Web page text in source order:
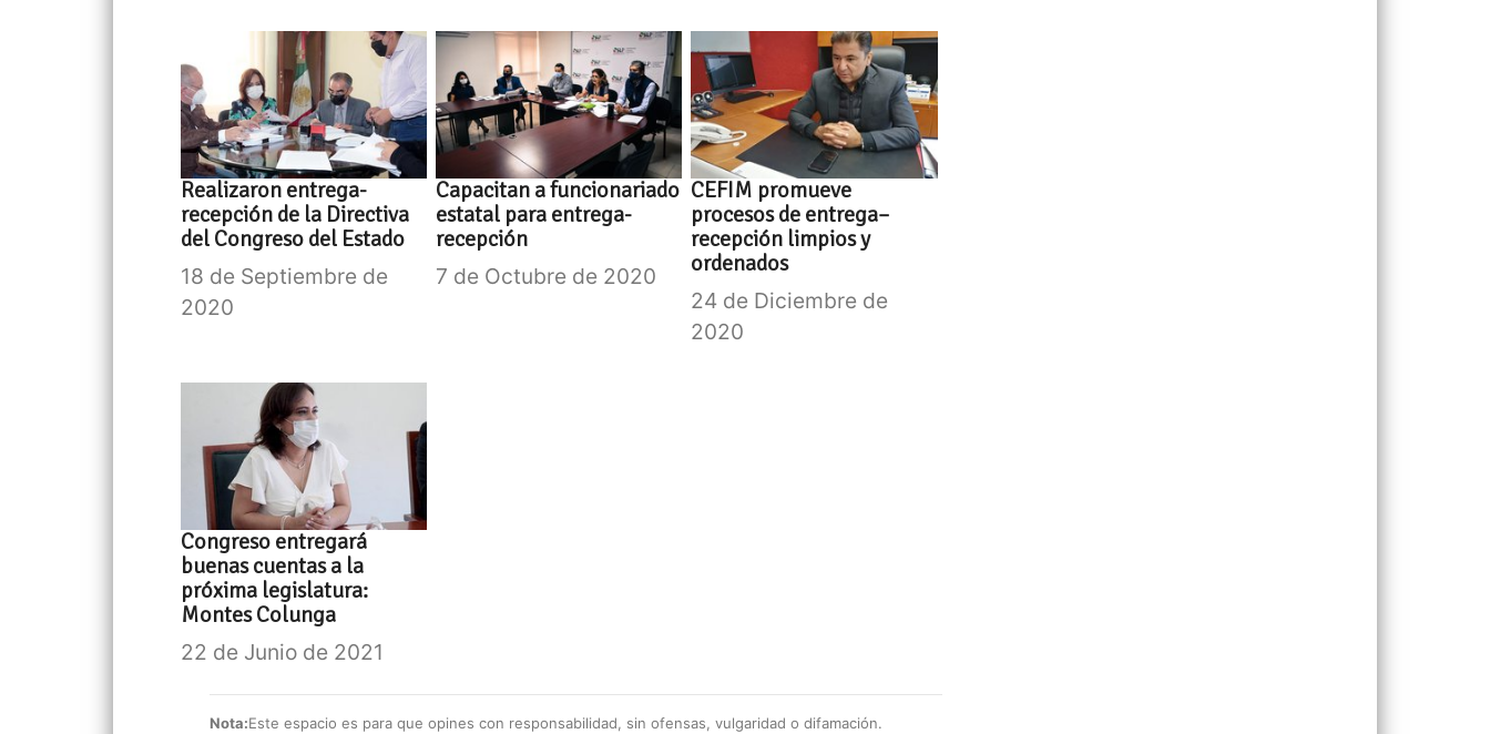
Realizaron entrega-
recepción de la Directiva
del Congreso del Estado
18 de Septiembre de
2020
Capacitan a funcionariado
estatal para entrega-
recepción
7 de Octubre de 2020
CEFIM promueve
procesos de entrega–
recepción limpios y
ordenados
24 de Diciembre de
2020
Congreso entregará
buenas cuentas a la
próxima legislatura:
Montes Colunga
22 de Junio de 2021
Nota:Este espacio es para que opines con responsabilidad, sin ofensas, vulgaridad o difamación.